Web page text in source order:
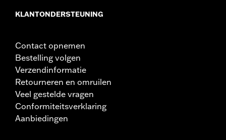
KLANTONDERSTEUNING
Contact opnemen
Bestelling volgen
Verzendinformatie
Retourneren en omruilen
Veel gestelde vragen
Conformiteitsverklaring
Aanbiedingen